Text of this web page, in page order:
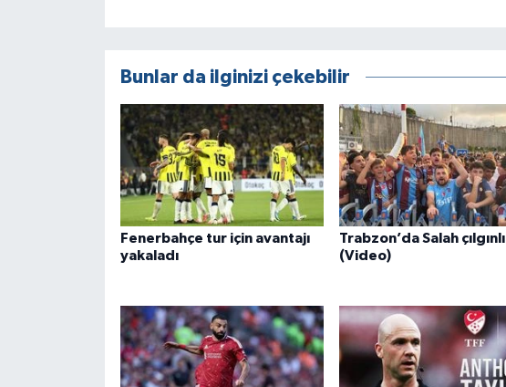
Bunlar da ilginizi çekebilir
Fenerbahçe tur için avantajı
yakaladı
Trabzon’da Salah
(Video)